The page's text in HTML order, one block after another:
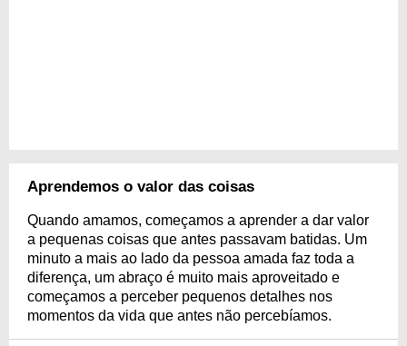
Aprendemos o valor das coisas
Quando amamos, começamos a aprender a dar valor
a pequenas coisas que antes passavam batidas. Um
minuto a mais ao lado da pessoa amada faz toda a
diferença, um abraço é muito mais aproveitado e
começamos a perceber pequenos detalhes nos
momentos da vida que antes não percebíamos.